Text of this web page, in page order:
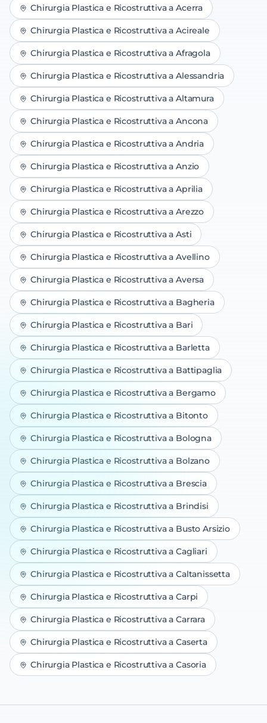
Chirurgia Plastica e RicostruttivaaAcerra
Chirurgia Plastica e RicostruttivaaAcireale
Chirurgia Plastica e RicostruttivaaAfragola
Chirurgia Plastica e RicostruttivaaAlessandria
Chirurgia Plastica e RicostruttivaaAltamura
Chirurgia Plastica e RicostruttivaaAncona
Chirurgia Plastica e RicostruttivaaAndria
Chirurgia Plastica e RicostruttivaaAnzio
Chirurgia Plastica e RicostruttivaaAprilia
Chirurgia Plastica e RicostruttivaaArezzo
Chirurgia Plastica e RicostruttivaaAsti
Chirurgia Plastica e RicostruttivaaAvellino
Chirurgia Plastica e RicostruttivaaAversa
Chirurgia Plastica e Ricostruttivaa Bagheria
Chirurgia Plastica e Ricostruttivaa Bari
Chirurgia Plastica e Ricostruttivaa Barletta
Chirurgia Plastica e Ricostruttivaa Battipaglia
Chirurgia Plastica e Ricostruttivaa Bergamo
Chirurgia Plastica e Ricostruttivaa Bitonto
Chirurgia Plastica e Ricostruttivaa Bologna
Chirurgia Plastica e Ricostruttivaa Bolzano
Chirurgia Plastica e Ricostruttivaa Brescia
Chirurgia Plastica e Ricostruttivaa Brindisi
Chirurgia Plastica e Ricostruttivaa Busto Arsizio
Chirurgia Plastica e RicostruttivaaCagliari
Chirurgia Plastica e RicostruttivaaCaltanissetta
Chirurgia Plastica e RicostruttivaaCarpi
Chirurgia Plastica e RicostruttivaaCarrara
Chirurgia Plastica e RicostruttivaaCaserta
Chirurgia Plastica e RicostruttivaaCasoria